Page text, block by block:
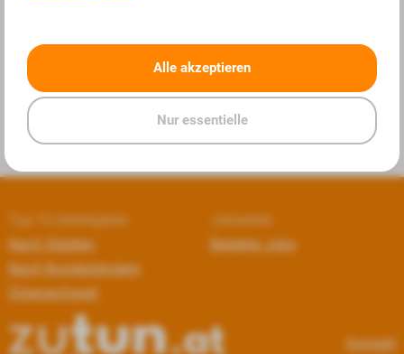
« »
Top 10 Arbeitgeber
Nach Städten
Nach Bundesländern
Österreichweit
Jobseiten
Beliebte Jobs
Kontakt
Alle akzeptieren
Nur essentielle